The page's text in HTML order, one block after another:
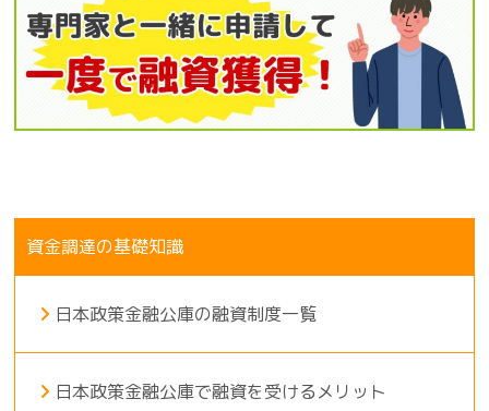
資金調達の基礎知識
日本政策金融公庫の融資制度一覧
日本政策金融公庫で融資を受けるメリット